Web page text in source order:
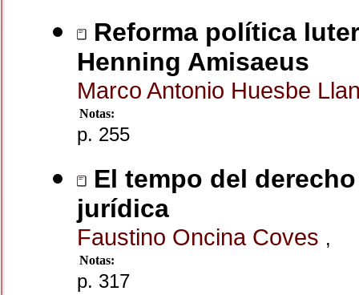
Reforma política
Henning Amisaeus
Marco Antonio Huesbe
Notas:
p. 255
El tempo del
jurídica
Faustino Oncina Coves ,
Notas:
p. 317